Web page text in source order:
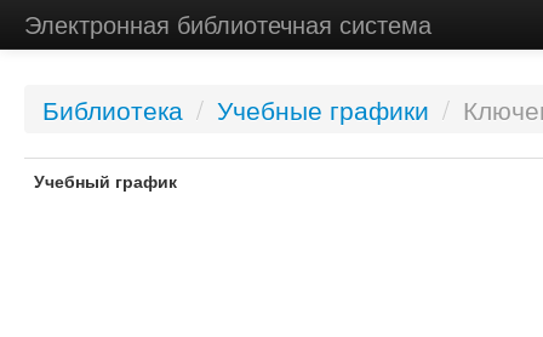
Электронная библиотечная система
Библиотека / Учебные графики /
Учебный график